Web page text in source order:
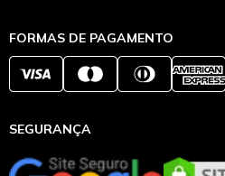
FORMAS DE PAGAMENTO
SEGURANÇA